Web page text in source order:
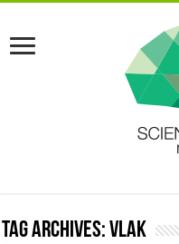
Tag Archives:vlak